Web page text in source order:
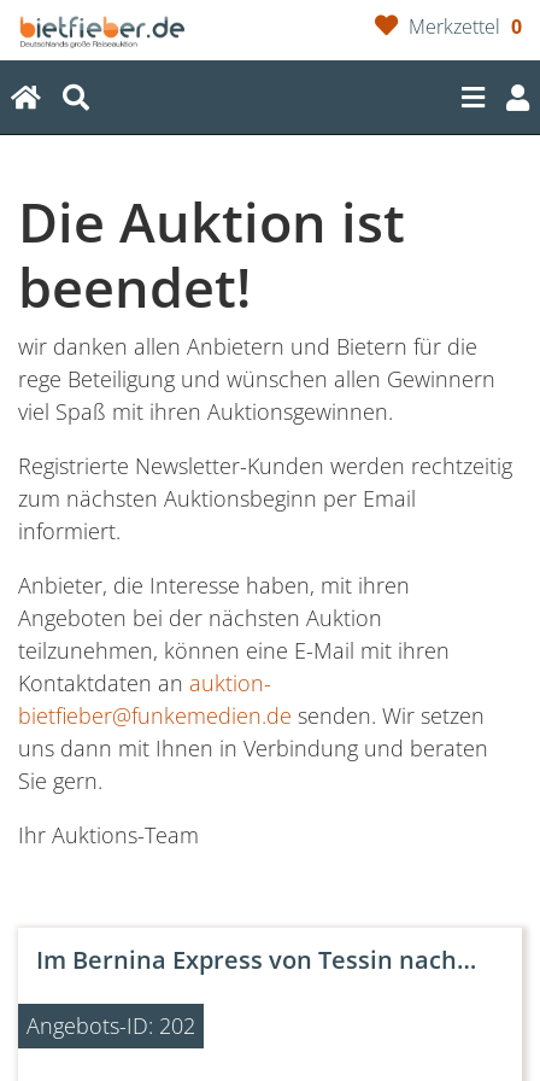
Merkzettel 0
(current)
Die Auktion ist
beendet!
wir danken allen Anbietern und Bietern für die
rege Beteiligung und wünschen allen Gewinnern
viel Spaß mit ihren Auktionsgewinnen.
Registrierte Newsletter-Kunden werden rechtzeitig
zum nächsten Auktionsbeginn per Email
informiert.
Anbieter, die Interesse haben, mit ihren
Angeboten bei der nächsten Auktion
teilzunehmen, können eine E-Mail mit ihren
Kontaktdaten an auktion-
bietfieber@funkemedien.de senden. Wir setzen
uns dann mit Ihnen in Verbindung und beraten
Sie gern.
Ihr Auktions-Team
Alpiner - Frühsommertraum für 4
Angebots-ID: 349
Im Bernina Express von Tessin nach
Angebots-ID: 202
5 Tage AHORN Familienurlaub
Angebots-ID: 234
Gourmet Arrangement beim Sieger von
Angebots-ID: 110
Ruhe und Erlebnis in einem
Angebots-ID: 331
Musik trifft Meer: Segelkreuzfahrt mit
Angebots-ID: 304
AHORN Familien (R)Auszeit
Angebots-ID: 239
Kurzurlaub im SANTÉ ROYALE
Angebots-ID: 282